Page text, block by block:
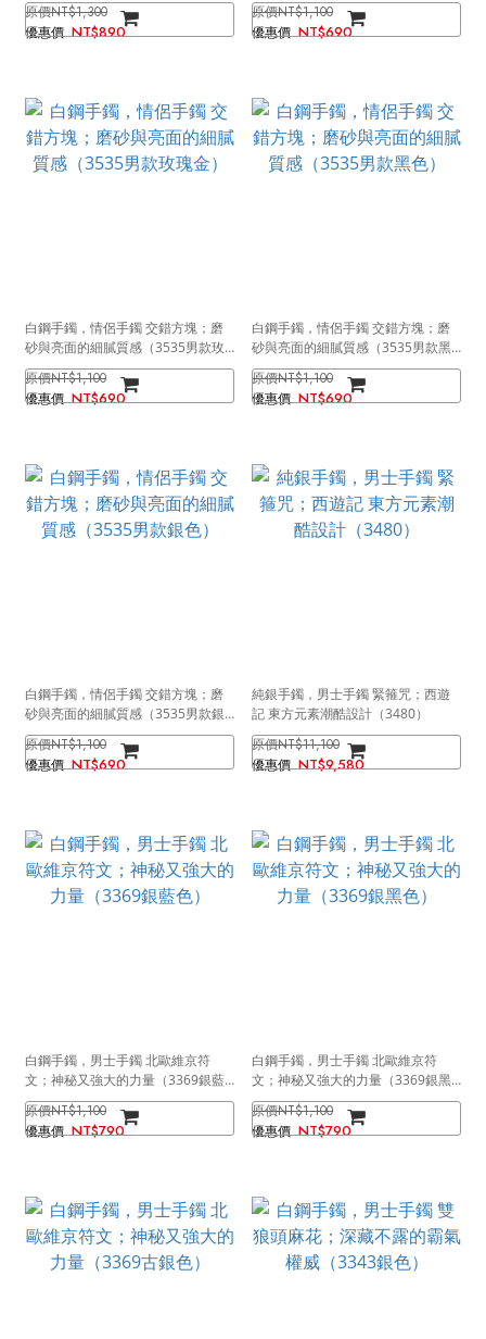
NT$1,300
NT$890
NT$1,100
NT$690
白鋼手鐲，情侶手鐲 交錯方塊；磨
砂與亮面的細膩質感（3535男款玫
瑰金）
NT$1,100
NT$690
白鋼手鐲，情侶手鐲 交錯方塊；磨
砂與亮面的細膩質感（3535男款黑
色）
NT$1,100
NT$690
白鋼手鐲，情侶手鐲 交錯方塊；磨
砂與亮面的細膩質感（3535男款銀
色）
NT$1,100
NT$690
純銀手鐲，男士手鐲 緊箍咒；西遊
記 東方元素潮酷設計（3480）
NT$11,100
NT$9,580
白鋼手鐲，男士手鐲 北歐維京符
文；神秘又強大的力量（3369銀藍
色）
NT$1,100
NT$790
白鋼手鐲，男士手鐲 北歐維京符
文；神秘又強大的力量（3369銀黑
色）
NT$1,100
NT$790